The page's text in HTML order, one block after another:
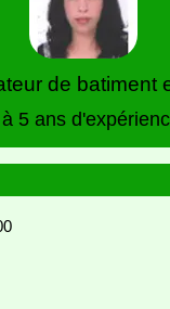
de batiment
5 ans